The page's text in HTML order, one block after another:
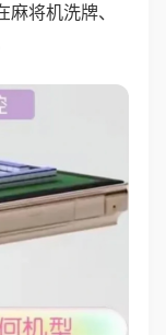
将机洗牌、